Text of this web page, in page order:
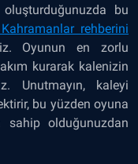
bu
rehberini
Oyunun en zorlu
kurarak kalenizin
Unutmayın, kaleyi
bu yüzden oyuna
sahip olduğunuzdan